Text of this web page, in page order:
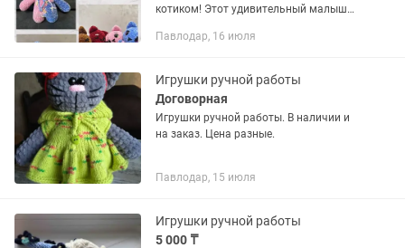
котиком! Этот удивительный малыш
и тёплой пряжи, к которой так и
Это...
Павлодар, 16 июля
Игрушки ручной работы
Договорная
Игрушки ручной работы. В наличии и
на заказ. Цена разные.
Павлодар, 15 июля
Игрушки ручной работы
5 000 ₸